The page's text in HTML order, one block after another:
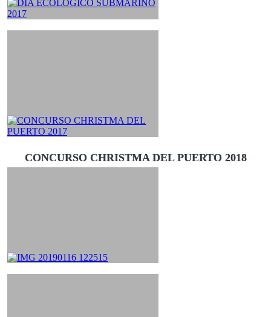
CONCURSO CHRISTMA DEL PUERTO 2018